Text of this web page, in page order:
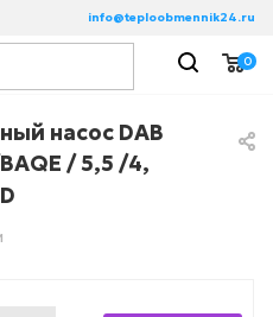
info@teploobmennik24.ru
0
насос DAB
/ 5,5 /4,